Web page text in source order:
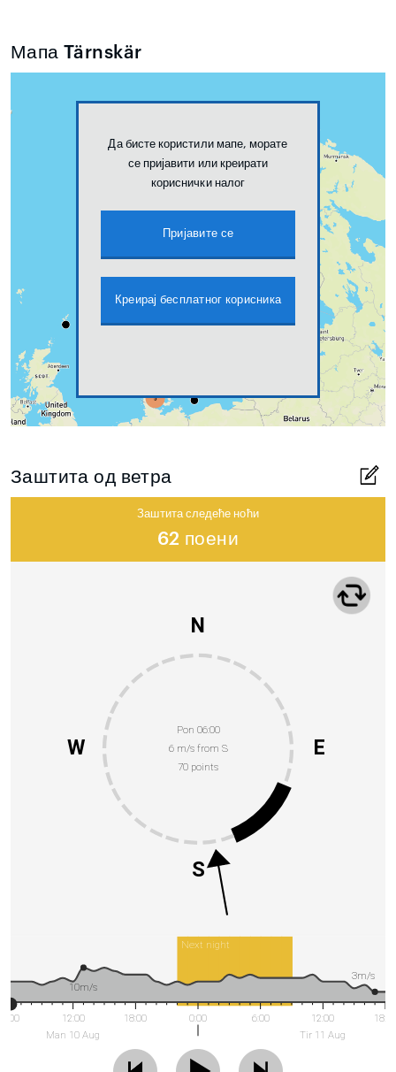
Мапа Tärnskär
Да бисте користили мапе, морате
се пријавити или креирати
кориснички налог
Пријавите се
Креирај бесплатног корисника
Заштита од ветра
Заштита следеће ноћи
62 поени
Pon 06:00
6 m/s from S
70 points
N
E
S
W
Next night
6:00
12:00
Man 10 Aug
18:00 0:00 6:00
12:00
Tir 11 Aug
10m/s
3m/s